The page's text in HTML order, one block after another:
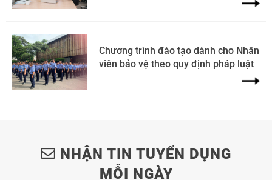
Chương trình đào tạo dành cho Nhân
viên bảo vệ theo quy định pháp luật
NHẬN TIN TUYỂN DỤNG
MỖI NGÀY